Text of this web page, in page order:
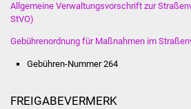
Allgemeine Verwaltungsvorschrift zur
StVO)
Gebührenordnung für Maßnahmen im
Gebühren-Nummer 264
FREIGABEVERMERK